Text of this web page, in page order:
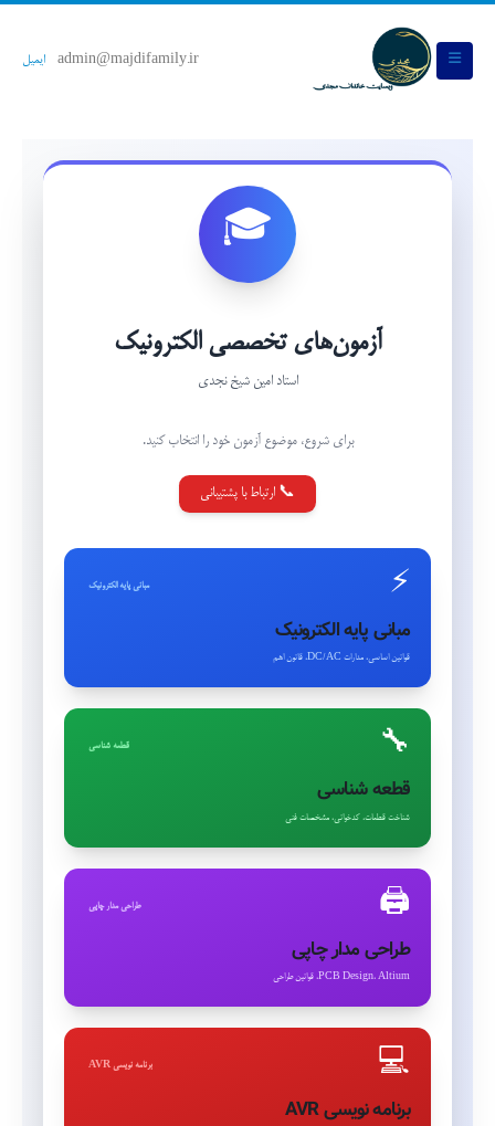
admin@majdifamily.ir ایمیل
🎓
آزمون‌های تخصصی الکترونیک
استاد امین شیخ نجدی
برای شروع، موضوع آزمون خود را انتخاب کنید.
📞 ارتباط با پشتیبانی
⚡ مبانی پایه الکترونیک
مبانی پایه الکترونیک
قوانین اساسی، مدارات DC/AC، قانون اهم
🔧 قطعه شناسی
قطعه شناسی
شناخت قطعات، کدخوانی، مشخصات فنی
🖨️ طراحی مدار چاپی
طراحی مدار چاپی
PCB Design، Altium، قوانین طراحی
💻 برنامه نویسی AVR
برنامه نویسی AVR